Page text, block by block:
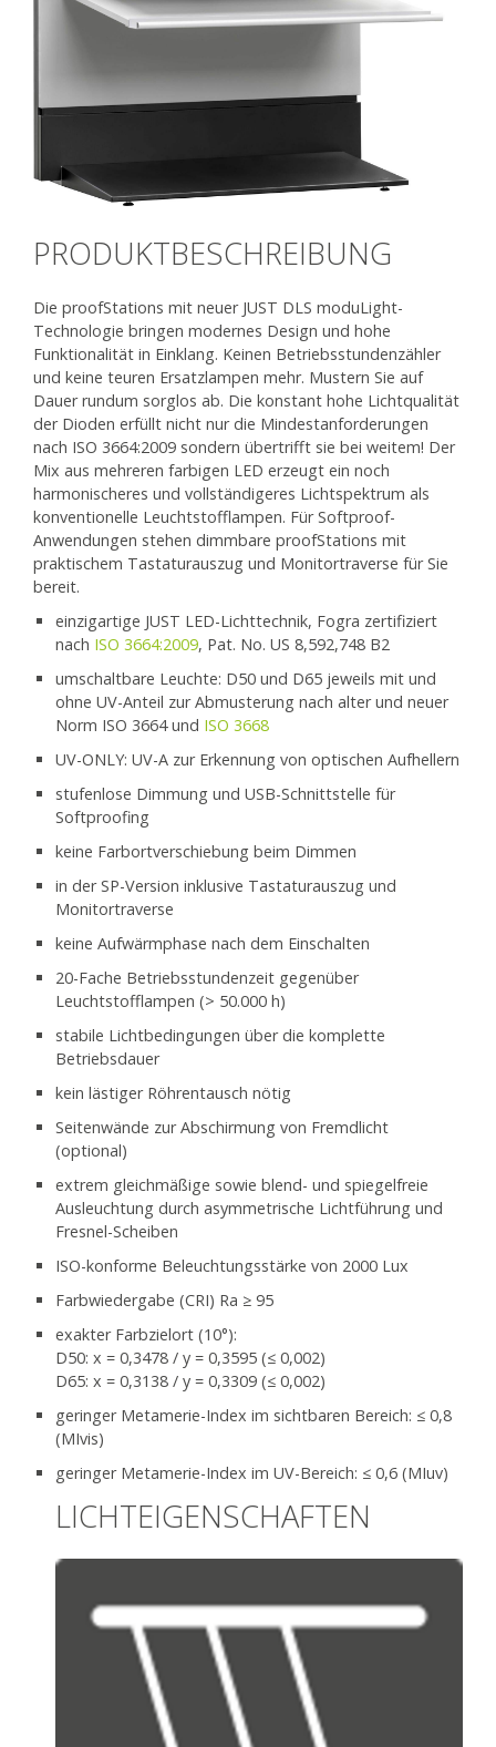
PRODUKTBESCHREIBUNG
Die proofStations mit neuer JUST DLS moduLight-
Technologie bringen modernes Design und hohe
Funktionalität in Einklang. Keinen Betriebsstundenzähler
und keine teuren Ersatzlampen mehr. Mustern Sie auf
Dauer rundum sorglos ab. Die konstant hohe Lichtqualität
der Dioden erfüllt nicht nur die Mindestanforderungen
nach ISO 3664:2009 sondern übertrifft sie bei weitem! Der
Mix aus mehreren farbigen LED erzeugt ein noch
harmonischeres und vollständigeres Lichtspektrum als
konventionelle Leuchtstofflampen. Für Softproof-
Anwendungen stehen dimmbare proofStations mit
praktischem Tastaturauszug und Monitortraverse für Sie
bereit.
einzigartige JUST LED-Lichttechnik, Fogra zertifiziert
nach ISO 3664:2009, Pat. No. US 8,592,748 B2
umschaltbare Leuchte: D50 und D65 jeweils mit und
ohne UV-Anteil zur Abmusterung nach alter und neuer
Norm ISO 3664 und ISO 3668
UV-ONLY: UV-A zur Erkennung von optischen Aufhellern
stufenlose Dimmung und USB-Schnittstelle für
Softproofing
keine Farbortverschiebung beim Dimmen
in der SP-Version inklusive Tastaturauszug und
Monitortraverse
keine Aufwärmphase nach dem Einschalten
20-Fache Betriebsstundenzeit gegenüber
Leuchtstofflampen (> 50.000 h)
stabile Lichtbedingungen über die komplette
Betriebsdauer
kein lästiger Röhrentausch nötig
Seitenwände zur Abschirmung von Fremdlicht
(optional)
extrem gleichmäßige sowie blend- und spiegelfreie
Ausleuchtung durch asymmetrische Lichtführung und
Fresnel-Scheiben
ISO-konforme Beleuchtungsstärke von 2000 Lux
Farbwiedergabe (CRI) Ra ≥ 95
exakter Farbzielort (10°):
D50: x = 0,3478 / y = 0,3595 (≤ 0,002)
D65: x = 0,3138 / y = 0,3309 (≤ 0,002)
geringer Metamerie-Index im sichtbaren Bereich: ≤ 0,8
(MIvis)
geringer Metamerie-Index im UV-Bereich: ≤ 0,6 (MIuv)
LICHTEIGENSCHAFTEN